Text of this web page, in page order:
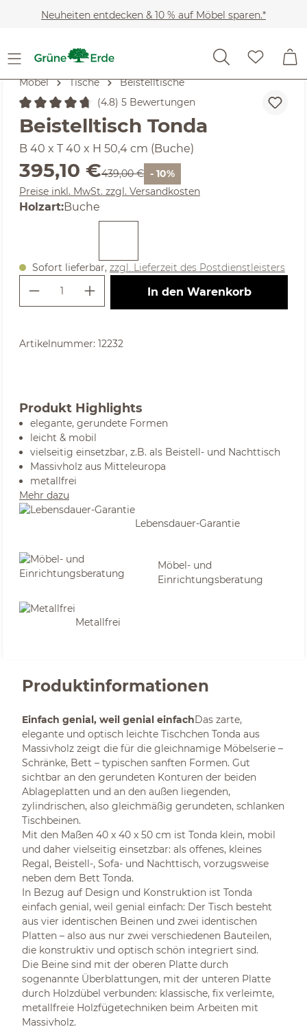
Zum Hauptinhalt springen
Neuheiten entdecken & 10 % auf Möbel sparen.*
Möbel Tische Beistelltische
Durchschnittliche Bewertung von 4.8 von 5 Sternen
(4.8) 5 Bewertungen
Beistelltisch Tonda
B 40 x T 40 x H 50,4 cm (Buche)
Verkaufspreis:
395,10 €Regulärer Preis:
439,00 € - 10%
Preise inkl. MwSt. zzgl. Versandkosten
Holzartauswählen
:Buche
Sofort lieferbar, zzgl. Lieferzeit des Postdienstleisters
Produkt Anzahl: Gib den
In den Warenkorb
Artikelnummer: 12232
Produkt Highlights
elegante, gerundete Formen
leicht & mobil
vielseitig einsetzbar, z.B. als Beistell- und Nachttisch
Massivholz aus Mitteleuropa
metallfrei
Mehr dazu
Lebensdauer-Garantie
Möbel- und
Einrichtungsberatung
Metallfrei
Produktinformationen
Einfach genial, weil genial einfachDas zarte,
elegante und optisch leichte Tischchen Tonda aus
Massivholz zeigt die für die gleichnamige Möbelserie –
Schränke, Bett – typischen sanften Formen. Gut
sichtbar an den gerundeten Konturen der beiden
Ablageplatten und an den außen liegenden,
zylindrischen, also gleichmäßig gerundeten, schlanken
Tischbeinen.
Mit den Maßen 40 x 40 x 50 cm ist Tonda klein, mobil
und daher vielseitig einsetzbar: als offenes, kleines
Regal, Beistell-, Sofa- und Nachttisch, vorzugsweise
neben dem Bett Tonda.
In Bezug auf Design und Konstruktion ist Tonda
einfach genial, weil genial einfach: Der Tisch besteht
aus vier identischen Beinen und zwei identischen
Platten – also aus nur zwei verschiedenen Bauteilen,
die konstruktiv und optisch schön integriert sind.
Die Beine sind mit der oberen Platte durch
sogenannte Überblattungen, mit der unteren Platte
durch Holzdübel verbunden: klassische, fix verleimte,
metallfreie Holzfügetechniken beim Arbeiten mit
Massivholz.